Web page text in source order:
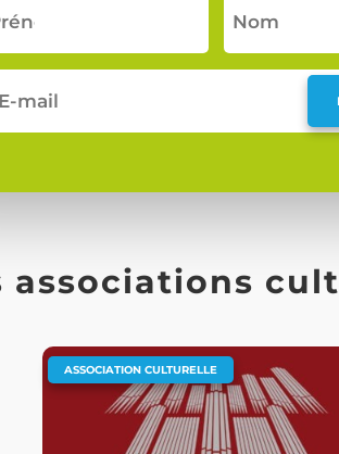
associations
ASSOCIATION CULTURELLE